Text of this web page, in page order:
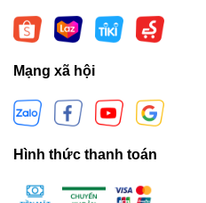
Mạng xã hội
Hình thức thanh toán